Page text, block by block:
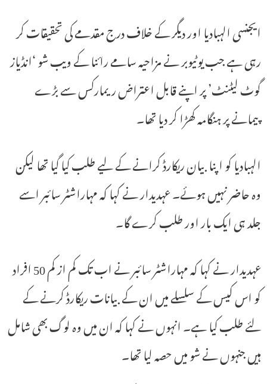
ایجنسی الہبادیا اور دیگر کے خلاف درج مقدمے کی تحقیقات کر
رہی ہے جب یوٹیوبر نے مزاحیہ سامے رائنا کے ویب شو ‘انڈیاز
گوٹ لیٹنٹ’ پر اپنے قابل اعتراض ریمارکس سے بڑے
پیمانے پر ہنگامہ کھڑا کر دیا تھا۔
الہبادیا کو اپنا بیان ریکارڈ کرانے کے لیے طلب کیا گیا تھا لیکن
وہ حاضر نہیں ہوئے۔ عہدیدار نے کہا کہ مہاراشٹر سائبر اسے
جلد ہی ایک بار اور طلب کرے گا۔
عہدیدار نے کہا کہ مہاراشٹر سائبر نے اب تک کم از کم 50 افراد
کو اس کیس کے سلسلے میں ان کے بیانات ریکارڈ کرنے کے
لئے طلب کیا ہے۔ انہوں نے کہا کہ ان میں وہ لوگ بھی شامل
ہیں جنہوں نے شو میں حصہ لیا تھا۔